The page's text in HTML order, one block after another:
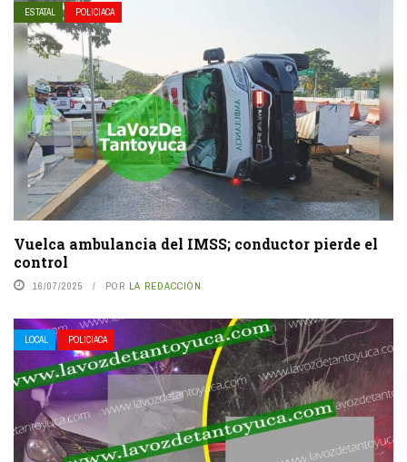
ESTATAL POLICIACA
Vuelca ambulancia del IMSS; conductor pierde el
control
16/07/2025 POR LA REDACCIÓN
LOCAL POLICIACA